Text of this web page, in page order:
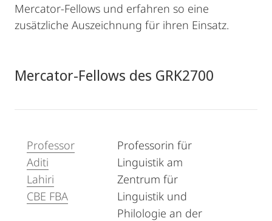
Mercator-Fellows und erfahren so eine
zusätzliche Auszeichnung für ihren Einsatz.
Mercator-Fellows des GRK2700
Professor
Aditi
Lahiri
CBE FBA
Professorin für
Linguistik am
Zentrum für
Linguistik und
Philologie an der